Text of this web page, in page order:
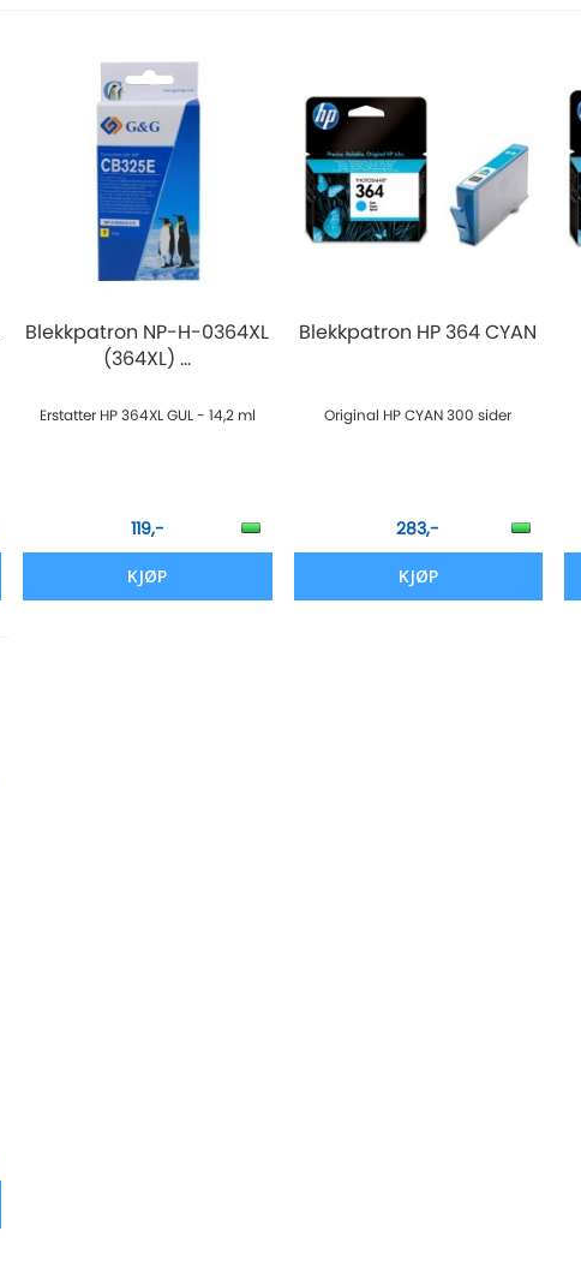
Blekkpatron NP-H-0364XL
(364XL) ...
Erstatter HP 364XL GUL - 14,2 ml
119,-
KJØP
Blekkpatron HP 364 CYAN
Original HP CYAN 300 sider
283,-
KJØP